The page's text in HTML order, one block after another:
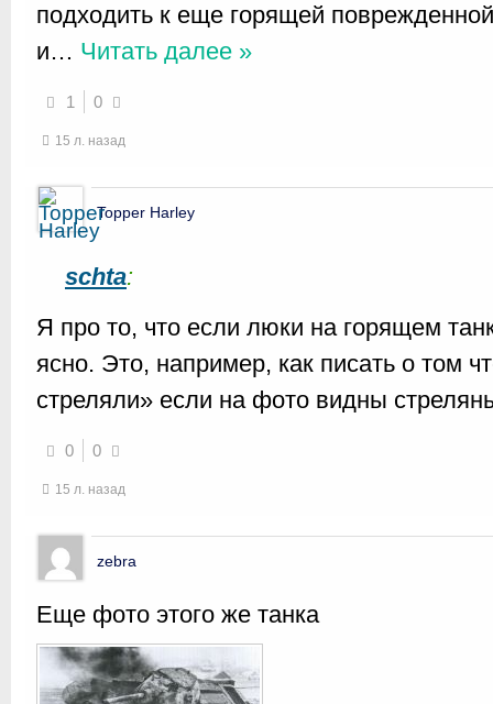
подходить к еще горящей
и… Читать далее »
1 0
15 л. назад
Topper Harley
schta:
Я про то, что если люки на горящем
ясно. Это, например, как писать о том
стреляли» если на фото видны
0 0
15 л. назад
zebra
Еще фото этого же танка